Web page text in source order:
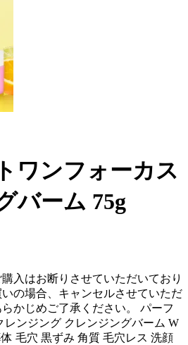
ワンフォーカス
バーム 75g
入はお断りさせていただいており
の場合、キャンセルさせていただ
かじめご了承ください。 パーフ
レンジング クレンジングバーム W
毛穴 黒ずみ 角質 毛穴レス 洗顔